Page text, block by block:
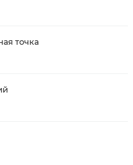
точка